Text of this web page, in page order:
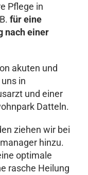
Pflege in
für eine
nach einer
akuten und
in
und einer
Datteln.
ziehen wir bei
hinzu.
optimale
rasche Heilung